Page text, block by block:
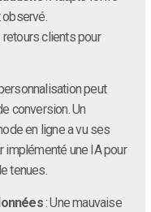
clients pour
peut
conversion. Un
en ligne a vu ses
implémenté une IA pour
tenues.
: Une mauvaise